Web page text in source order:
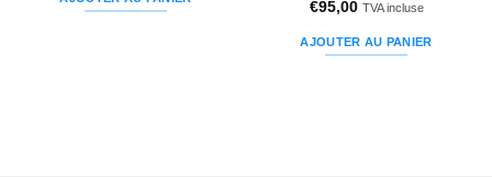
page
était : est :
€95,00 TVA incluse
AJOUTER AU PANIER